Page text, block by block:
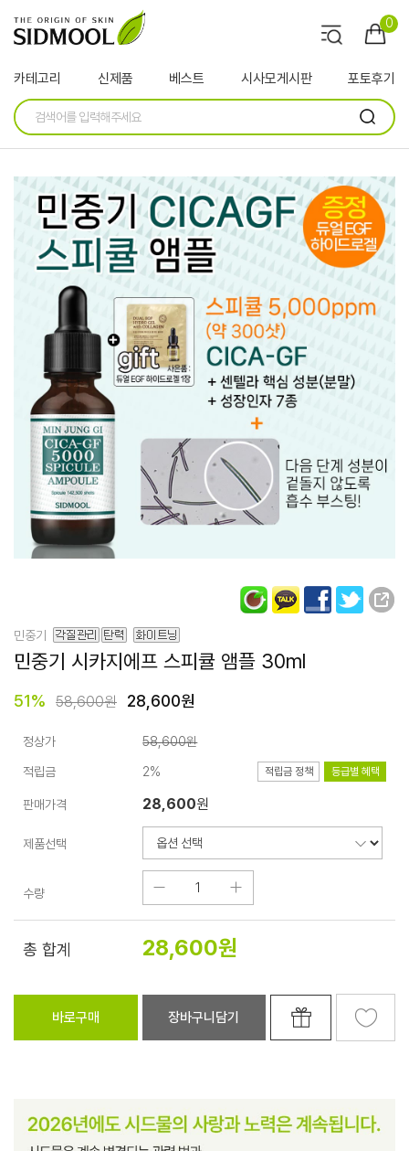
0
카테고리 신제품 베스트 시사모게시판 포토후기
민중기
민중기 시카지에프 스피큘 앰플 30ml
51% 58,600원 28,600원
정상가 58,600원
적립금 2% 적립금 정책 등급별 혜택
판매가격 28,600원
제품선택
수량
총 합계 28,600원
바로구매 장바구니담기